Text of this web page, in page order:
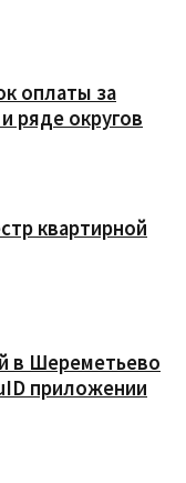
оплаты за
ряде округов
квартирной
в Шереметьево
приложении